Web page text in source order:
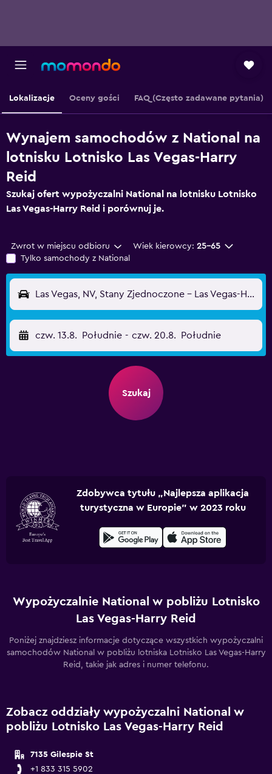
Lokalizacje Oceny gości FAQ (Często zadawane pytania)
Wynajem samochodów z National na
lotnisku Lotnisko Las Vegas-Harry
Reid
Szukaj ofert wypożyczalni National na lotnisku Lotnisko
Las Vegas-Harry Reid i porównuj je.
Zwrot w miejscu odbioru Wiek kierowcy: 25-65
Tylko samochody z National
Las Vegas, NV, Stany Zjednoczone - Las Vegas-Harry Reid (LAS)
czw. 13.8. Południe - czw. 20.8. Południe
Szukaj
Zdobywca tytułu „Najlepsza aplikacja
turystyczna w Europie” w 2023 roku
Wypożyczalnie National w pobliżu Lotnisko
Las Vegas-Harry Reid
Poniżej znajdziesz informacje dotyczące wszystkich wypożyczalni
samochodów National w pobliżu lotniska Lotnisko Las Vegas-Harry
Reid, takie jak adres i numer telefonu.
Zobacz oddziały wypożyczalni National w
pobliżu Lotnisko Las Vegas-Harry Reid
7135 Gilespie St
+1 833 315 5902